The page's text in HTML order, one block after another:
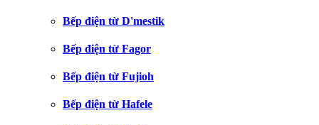
Bếp điện từ D'mestik
Bếp điện từ Fagor
Bếp điện từ Fujioh
Bếp điện từ Hafele